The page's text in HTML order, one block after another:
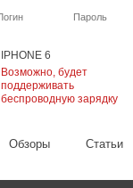
IPHONE 6
Возможно, будет
поддерживать
беспроводную зарядку
Пароль
Обзоры Cтатьи